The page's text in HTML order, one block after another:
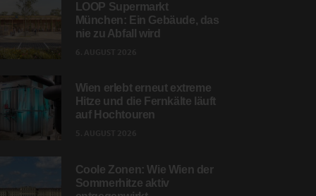
LOOP Supermarkt
München: Ein Gebäude, das
nie zu Abfall wird
Wien erlebt erneut extreme
Hitze und die Fernkälte läuft
auf Hochtouren
Coole Zonen: Wie Wien der
Sommerhitze aktiv